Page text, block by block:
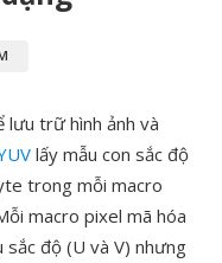
lưu trữ hình ảnh và
lấy mẫu con sắc độ
trong mỗi macro
macro pixel mã hóa
sắc độ (U và V) nhưng